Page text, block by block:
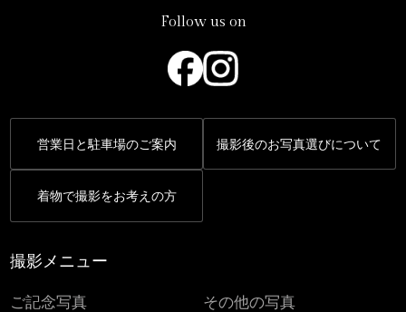
Follow us on
営業日と駐車場のご案内 撮影後のお写真選びについて
着物で撮影をお考えの方
撮影メニュー
ご記念写真 その他の写真